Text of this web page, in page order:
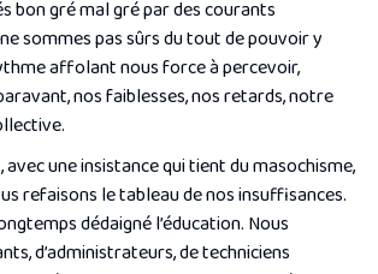
bon gré mal gré par des courants
sommes pas sûrs du tout de pouvoir y
affolant nous force à percevoir,
nos faiblesses, nos retards, notre
une insistance qui tient du masochisme,
refaisons le tableau de nos insuffisances.
dédaigné l’éducation. Nous
d’administrateurs, de techniciens